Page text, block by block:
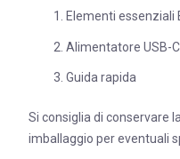
Elementi essenziali
Alimentatore USB-
Guida rapida
Si consiglia di conservare
imballaggio per eventuali